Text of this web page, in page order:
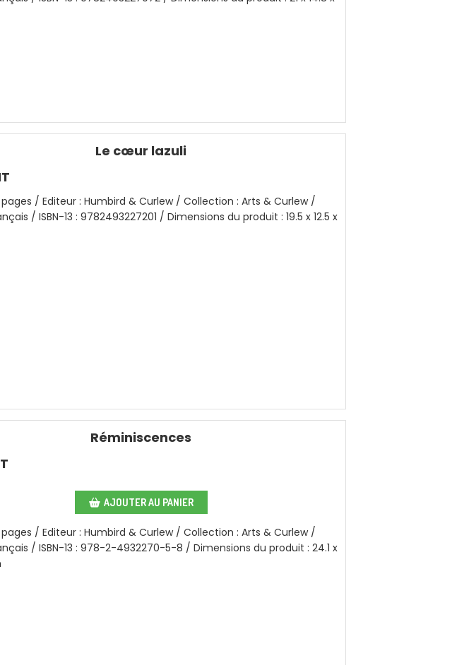
Le cœur lazuli
/ Editeur : Humbird & Curlew / Collection : Arts & Curlew /
/ ISBN-13 : 9782493227201 / Dimensions du produit : 19.5 x 12.5 x
Réminiscences
/ Editeur : Humbird & Curlew / Collection : Arts & Curlew /
/ ISBN-13 : 978-2-4932270-5-8 / Dimensions du produit : 24.1 x
AJOUTER AU PANIER